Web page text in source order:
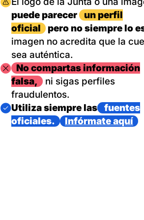
puede parecer
un perfil
oficial
pero no siempre lo
imagen no acredita que la
sea auténtica.
ImagenNo compartas información
falsa,
ni sigas perfiles
fraudulentos.
Imagen
Utiliza siempre las
fuentes
oficiales.
Infórmate aquí